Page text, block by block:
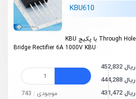
KBU610
Bridge Rectifier 6A 1000V KBU
452,832 ریال
444,288 ریال
431,472 ریال موجودی : 743